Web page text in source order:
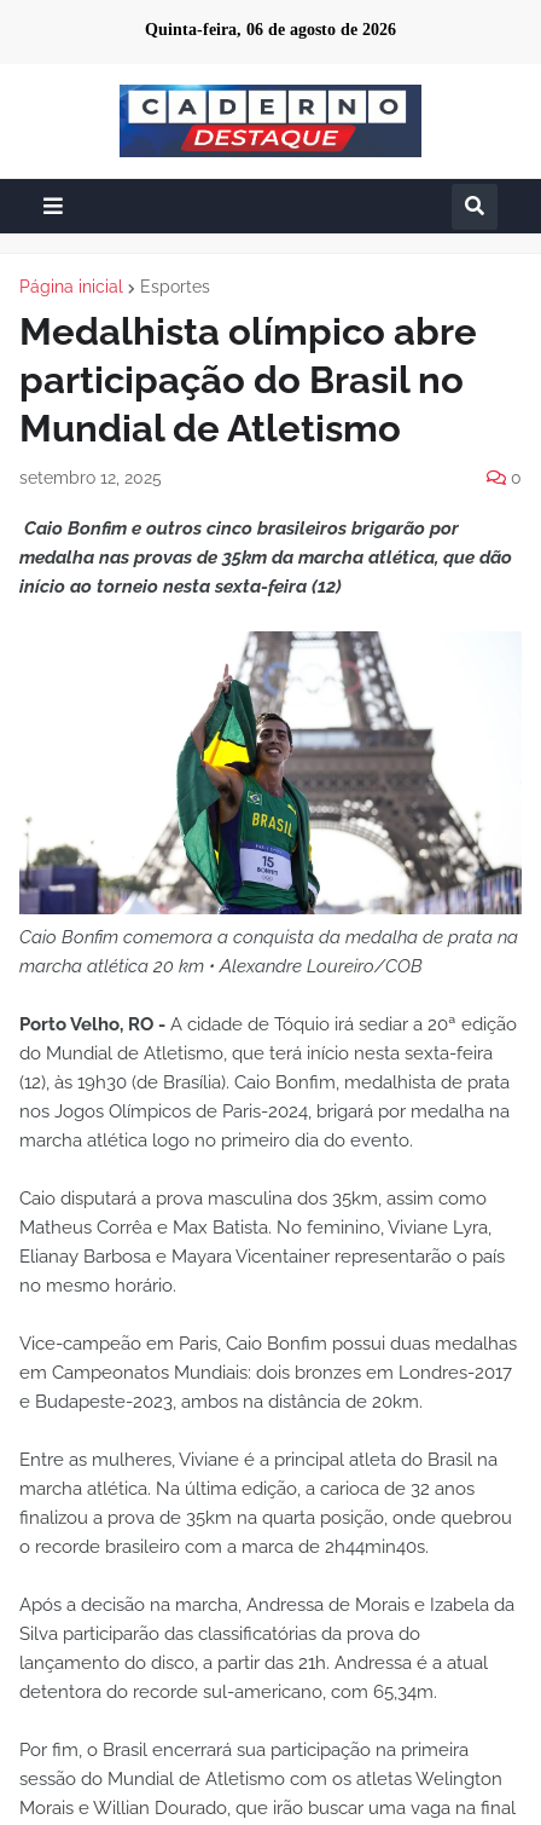
Quinta-feira, 06 de agosto de 2026
Página inicial Esportes
Medalhista olímpico abre
participação do Brasil no
Mundial de Atletismo
setembro 12, 2025 0
Caio Bonfim e outros cinco brasileiros brigarão por
medalha nas provas de 35km da marcha atlética, que dão
início ao torneio nesta sexta-feira (12)
Caio Bonfim comemora a conquista da medalha de prata na
marcha atlética 20 km • Alexandre Loureiro/COB
Porto Velho, RO - A cidade de Tóquio irá sediar a 20ª edição
do Mundial de Atletismo, que terá início nesta sexta-feira
(12), às 19h30 (de Brasília). Caio Bonfim, medalhista de prata
nos Jogos Olímpicos de Paris-2024, brigará por medalha na
marcha atlética logo no primeiro dia do evento.
Caio disputará a prova masculina dos 35km, assim como
Matheus Corrêa e Max Batista. No feminino, Viviane Lyra,
Elianay Barbosa e Mayara Vicentainer representarão o país
no mesmo horário.
Vice-campeão em Paris, Caio Bonfim possui duas medalhas
em Campeonatos Mundiais: dois bronzes em Londres-2017
e Budapeste-2023, ambos na distância de 20km.
Entre as mulheres, Viviane é a principal atleta do Brasil na
marcha atlética. Na última edição, a carioca de 32 anos
finalizou a prova de 35km na quarta posição, onde quebrou
o recorde brasileiro com a marca de 2h44min40s.
Após a decisão na marcha, Andressa de Morais e Izabela da
Silva participarão das classificatórias da prova do
lançamento do disco, a partir das 21h. Andressa é a atual
detentora do recorde sul-americano, com 65,34m.
Por fim, o Brasil encerrará sua participação na primeira
sessão do Mundial de Atletismo com os atletas Welington
Morais e Willian Dourado, que irão buscar uma vaga na final